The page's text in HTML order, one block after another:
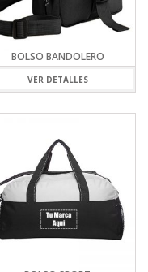
BOLSO BANDOLERO
VER DETALLES